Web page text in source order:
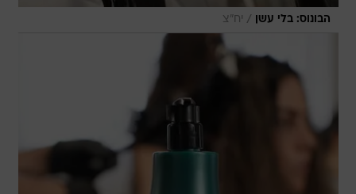
הבונוס: בלי עשן / יח"צ